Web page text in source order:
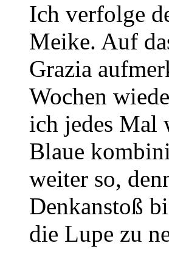
Ich verfolge
Meike. Auf
Grazia
Wochen
ich jedes Mal
Blaue
weiter so,
Denkanstoß
die Lupe zu